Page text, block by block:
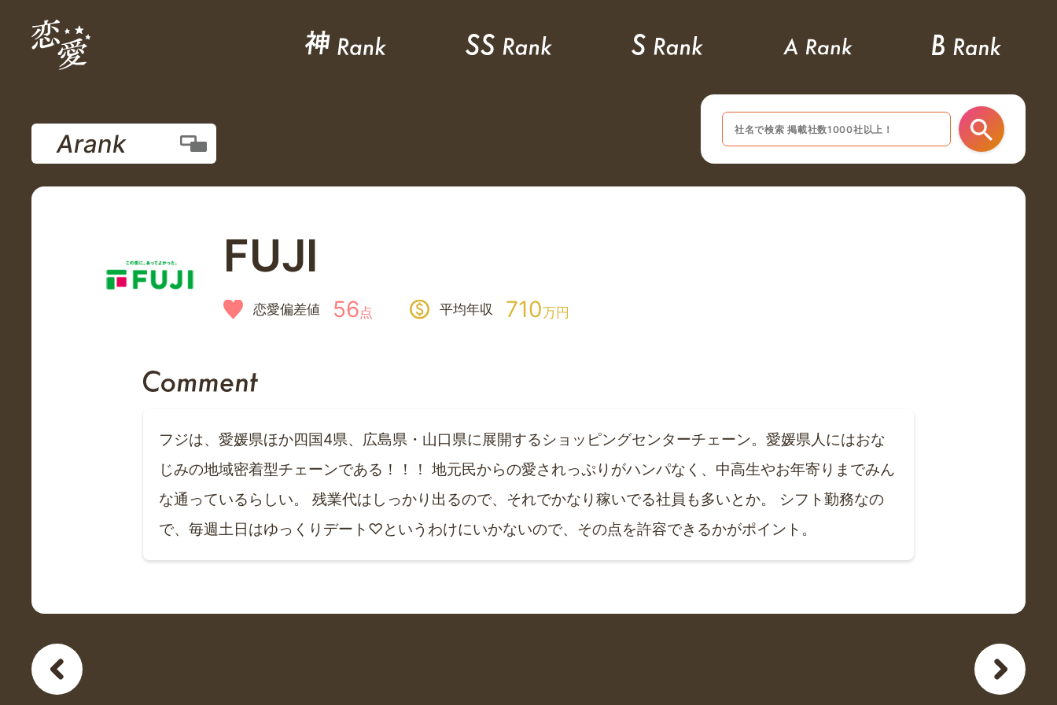
FUJI
恋愛偏差値 56点 平均年収 710万円
Arank
フジは、愛媛県ほか四国4県、広島県・山口県に展開するショッピングセンターチェーン。愛媛県人にはおな
じみの地域密着型チェーンである！！！ 地元民からの愛されっぷりがハンパなく、中高生やお年寄りまでみん
な通っているらしい。 残業代はしっかり出るので、それでかなり稼いでる社員も多いとか。 シフト勤務なの
で、毎週土日はゆっくりデート♡というわけにいかないので、その点を許容できるかがポイント。